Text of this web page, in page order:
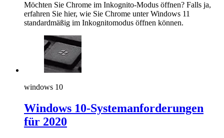
Möchten Sie Chrome im Inkognito-Modus öffnen? Falls ja,
erfahren Sie hier, wie Sie Chrome unter Windows 11
standardmäßig im Inkognitomodus öffnen können.
windows 10
Windows 10-Systemanforderungen
für 2020